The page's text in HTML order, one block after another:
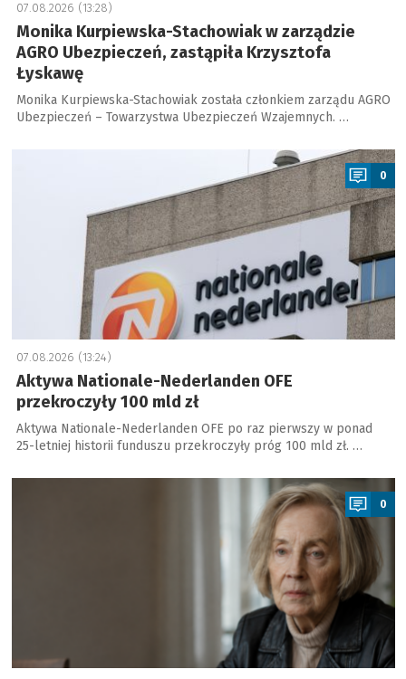
07.08.2026 (13:28)
Monika Kurpiewska-Stachowiak w zarządzie
AGRO Ubezpieczeń, zastąpiła Krzysztofa
Łyskawę
Monika Kurpiewska-Stachowiak została członkiem zarządu AGRO
Ubezpieczeń – Towarzystwa Ubezpieczeń Wzajemnych. …
0
07.08.2026 (13:24)
Aktywa Nationale-Nederlanden OFE
przekroczyły 100 mld zł
Aktywa Nationale-Nederlanden OFE po raz pierwszy w ponad
25-letniej historii funduszu przekroczyły próg 100 mld zł. …
a
0